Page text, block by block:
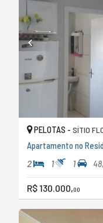
PELOTAS - SÍTIO
Apartamento no
2 1 1
R$ 130.000,00